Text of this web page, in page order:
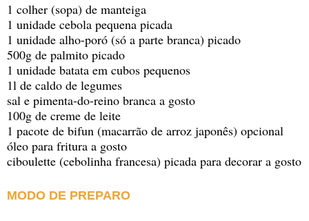
1 colher (sopa) de manteiga
1 unidade cebola pequena picada
1 unidade alho-poró (só a parte branca) picado
500g de palmito picado
1 unidade batata em cubos pequenos
1l de caldo de legumes
sal e pimenta-do-reino branca a gosto
100g de creme de leite
1 pacote de bifun (macarrão de arroz japonês) opcional
óleo para fritura a gosto
ciboulette (cebolinha francesa) picada para decorar a gosto
MODO DE PREPARO